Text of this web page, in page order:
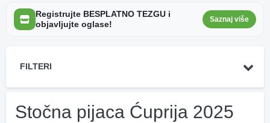
Registrujte BESPLATNO TEZGU i
objavljujte oglase!
Saznaj više
FILTERI
Stočna pijaca Ćuprija 2025